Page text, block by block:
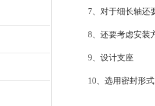
7、对于细长轴还
8、还要考虑安装
9、设计支座
10、选用密封形